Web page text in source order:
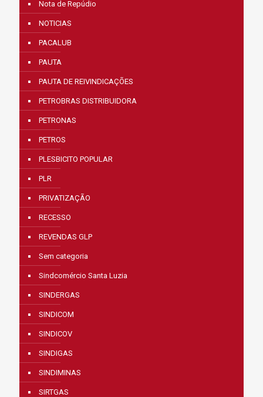
Nota de Repúdio
NOTICIAS
PACALUB
PAUTA
PAUTA DE REIVINDICAÇÕES
PETROBRAS DISTRIBUIDORA
PETRONAS
PETROS
PLESBICITO POPULAR
PLR
PRIVATIZAÇÃO
RECESSO
REVENDAS GLP
Sem categoria
Sindcomércio Santa Luzia
SINDERGAS
SINDICOM
SINDICOV
SINDIGAS
SINDIMINAS
SIRTGAS